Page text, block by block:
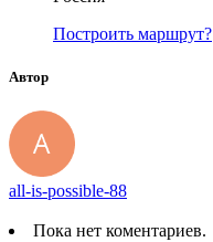
Построить маршрут?
Автор
all-is-possible-88
Пока нет коментариев.